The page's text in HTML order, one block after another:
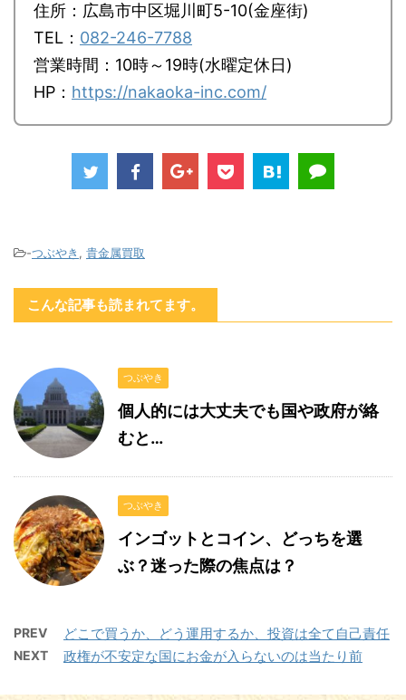
住所：広島市中区堀川町5-10(金座街)
TEL： 082-246-7788
営業時間：10時～19時(水曜定休日)
HP： https://nakaoka-inc.com/
-つぶやき , 貴金属買取
こんな記事も読まれてます。
つぶやき
個人的には大丈夫でも国や政府が絡
むと…
つぶやき
インゴットとコイン、どっちを選
ぶ？迷った際の焦点は？
PREV どこで買うか、どう運用するか、投資は全て自己責任
NEXT 政権が不安定な国にお金が入らないのは当たり前